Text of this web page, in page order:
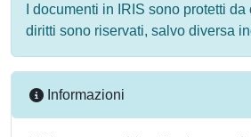
I documenti in IRIS sono protetti
diritti sono riservati, salvo diversa
Informazioni